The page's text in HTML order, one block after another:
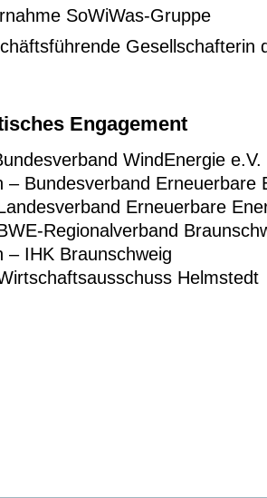
SoWiWas-Gruppe
Gesellschafterin
Engagement
WindEnergie e.V.
– Bundesverband Erneuerbare
Erneuerbare
Regionalverband
– IHK Braunschweig
Helmstedt